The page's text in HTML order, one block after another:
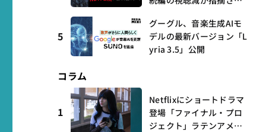
5
グーグル、音楽生成AIモ
デルの最新バージョン「L
yria 3.5」公開
コラム
1
Netflixにショートドラマ
登場「ファイナル・プロ
ジェクト」ラテンアメリ